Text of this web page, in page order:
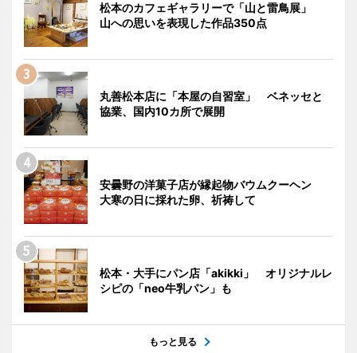
松本のカフェギャラリーで「山と雷鳥展」
山への思いを表現した作品350点
丸善松本店に「本屋の自習室」 ベネッセと
協業、国内10カ所で展開
安曇野の洋菓子店が縁起物バウムクーヘン
大寒の日に採れた卵、祈祷して
松本・大手にパン店「akikki」 オリジナルレ
シピの「neo牛乳パン」も
もっと見る